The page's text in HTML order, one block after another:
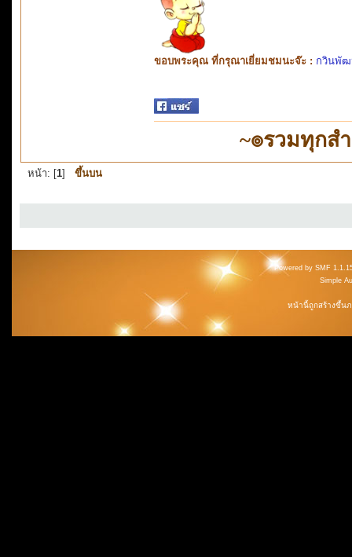
ขอบพระคุณ ที่กรุณาเยี่ยมชมนะจ๊ะ : กวินพั
~๏รวมทุกส
หน้า: [1] ขึ้นบน
Powered by SMF
Simple
หน้านี้ถูกสร้างขึ้นภ